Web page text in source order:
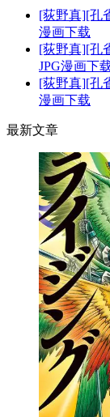
[荻野真][孔
漫画下载
[荻野真][孔
JPG漫画下
[荻野真][孔
漫画下载
最新文章